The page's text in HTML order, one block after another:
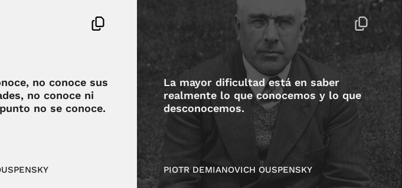
no conoce sus
no conoce ni
no se conoce.
La mayor dificultad está en saber
realmente lo que conocemos y lo que
desconocemos.
PIOTR DEMIANOVICH OUSPENSKY